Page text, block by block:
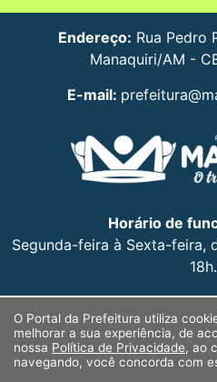
Endereço: Rua Pedro
Manaquiri/AM -
E-mail:
Horário de
Segunda-feira à Sexta-feira,
18h.
O Portal da Prefeitura utiliza
melhorar a sua experiência, de
nossa Política de Privacidade, ao
navegando, você concorda com